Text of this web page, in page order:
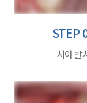
STEP
치아 발